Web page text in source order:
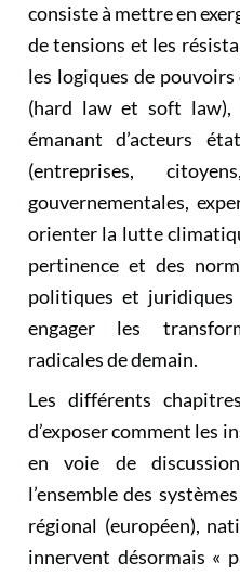
consiste à mettre en
de tensions et les
les logiques de
(hard law et soft law),
émanant d’acteurs
(entreprises,
gouvernementales,
orienter la lutte
pertinence et des
politiques et juridiques
engager les
radicales de demain.
Les différents
d’exposer comment les
en voie de
l’ensemble des
régional (européen),
innervent désormais «